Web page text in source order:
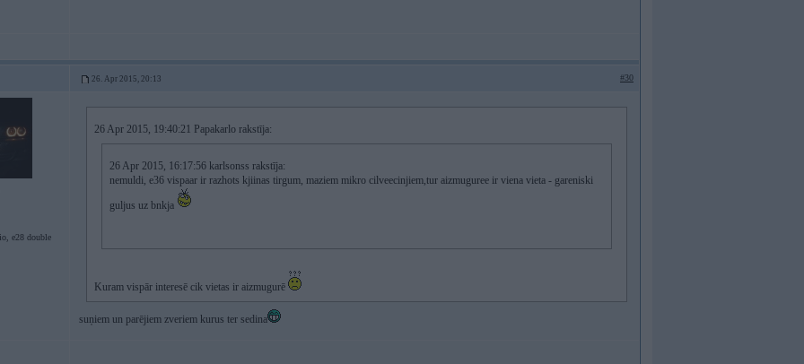
26. Apr 2015, 20:13 #30
e28 double
26 Apr 2015, 19:40:21 Papakarlo rakstīja:
26 Apr 2015, 16:17:56 karlsonss rakstīja:
nemuldi, e36 vispaar ir razhots kjiinas tirgum, maziem mikro cilveecinjiem,tur aizmuguree ir viena vieta - gareniski
guljus uz bnkja
Kuram vispār interesē cik vietas ir aizmugurē
suņiem un parējiem zveriem kurus ter sedina